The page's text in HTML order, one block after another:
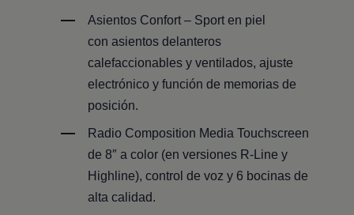
Asientos Confort – Sport en piel
con asientos delanteros
calefaccionables y ventilados, ajuste
electrónico y función de memorias de
posición.
Radio Composition Media Touchscreen
de 8″ a color (en versiones R-Line y
Highline), control de voz y 6 bocinas de
alta calidad.